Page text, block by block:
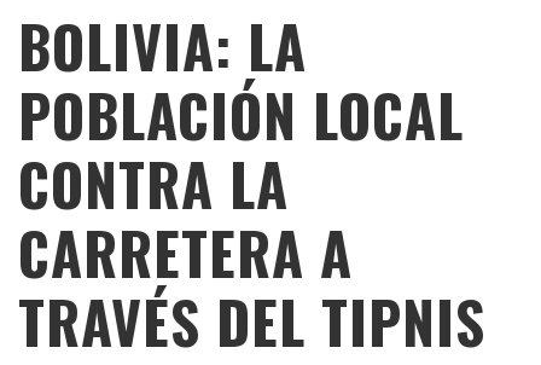
BOLIVIA: LA
POBLACIÓN LOCAL
CONTRA LA
CARRETERA A
TRAVÉS DEL TIPNIS